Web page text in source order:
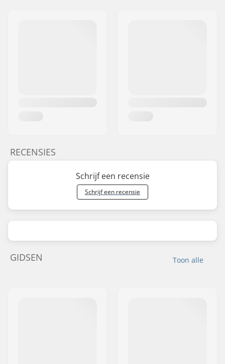
RECENSIES
Schrijf een recensie
Schrijf een recensie
Toon alle
GIDSEN